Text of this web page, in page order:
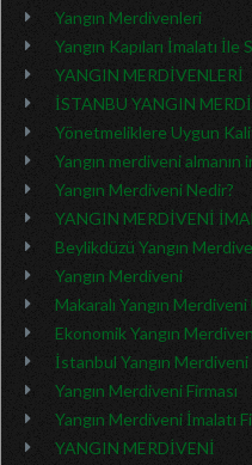
Yangın Merdivenleri
Yangın Kapıları İmalatı
YANGIN MERDİVENLERİ
İSTANBU YANGIN
Yönetmeliklere Uygun
Yangın merdiveni
Yangın Merdiveni Nedir?
YANGIN MERDİVENİ
Beylikdüzü Yangın
Yangın Merdiveni
Makaralı Yangın
Ekonomik Yangın
İstanbul Yangın Merdiveni
Yangın Merdiveni Firması
Yangın Merdiveni İmalatı
YANGIN MERDİVENİ